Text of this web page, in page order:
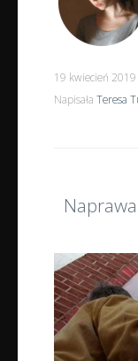
19 kwiecień 2019
Napisała Teresa